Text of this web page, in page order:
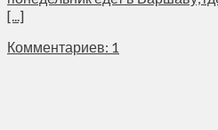
[...]
Комментариев: 1